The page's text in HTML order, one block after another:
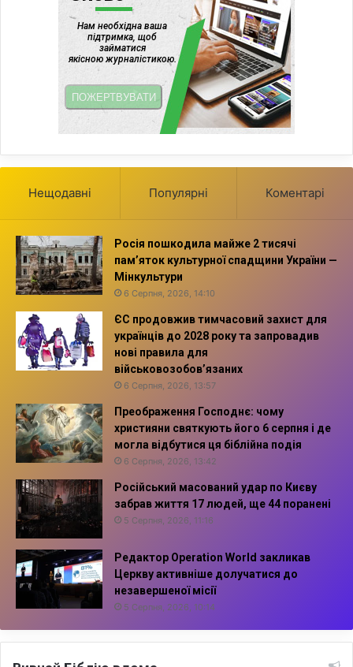
Нещодавні Популярні Коментарі
Росія пошкодила майже 2 тисячі
пам’яток культурної спадщини України —
Мінкультури
6 Серпня, 2026, 14:10
ЄС продовжив тимчасовий захист для
українців до 2028 року та запровадив
нові правила для
військовозобов’язаних
6 Серпня, 2026, 13:57
Преображення Господнє: чому
християни святкують його 6 серпня і де
могла відбутися ця біблійна подія
6 Серпня, 2026, 13:42
Російський масований удар по Києву
забрав життя 17 людей, ще 44 поранені
5 Серпня, 2026, 11:16
Редактор Operation World закликав
Церкву активніше долучатися до
незавершеної місії
5 Серпня, 2026, 10:14